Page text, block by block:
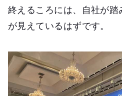
終えるころには、自社が
が見えているはずです。